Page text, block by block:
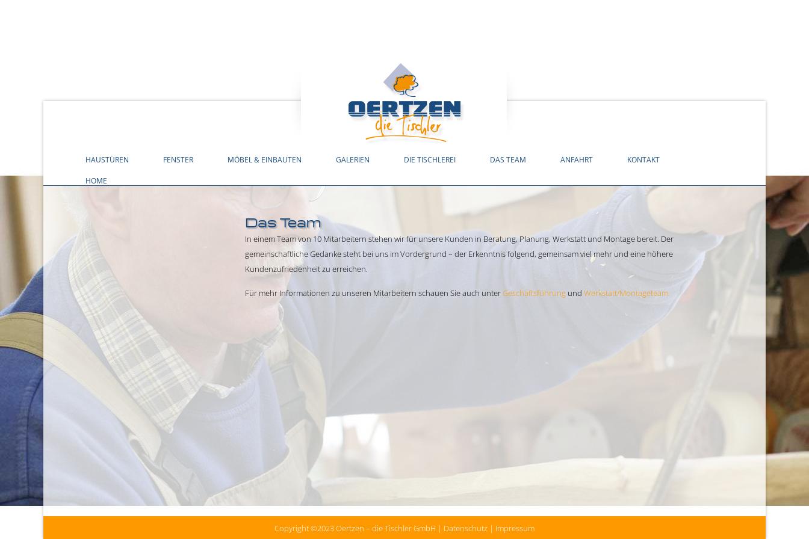
HAUSTÜREN FENSTER MÖBEL & EINBAUTEN GALERIEN DIE TISCHLEREI DAS TEAM ANFAHRT KONTAKT
HOME
Das Team
In einem Team von 10 Mitarbeitern stehen wir für unsere Kunden in Beratung, Planung, Werkstatt und Montage bereit. Der
gemeinschaftliche Gedanke steht bei uns im Vordergrund – der Erkenntnis folgend, gemeinsam viel mehr und eine höhere
Kundenzufriedenheit zu erreichen.
Für mehr Informationen zu unseren Mitarbeitern schauen Sie auch unterGeschäftsführung und Werkstatt/Montageteam.
Copyright ©2023Oertzen – die Tischler GmbH | Datenschutz | Impressum